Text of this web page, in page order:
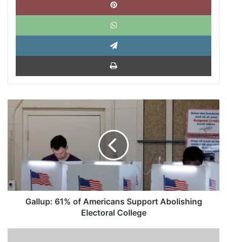
Gallup:
61%
Americans
Abolishing
Electoral
College
Gallup: 61% of Americans Support Abolishing
Electoral College